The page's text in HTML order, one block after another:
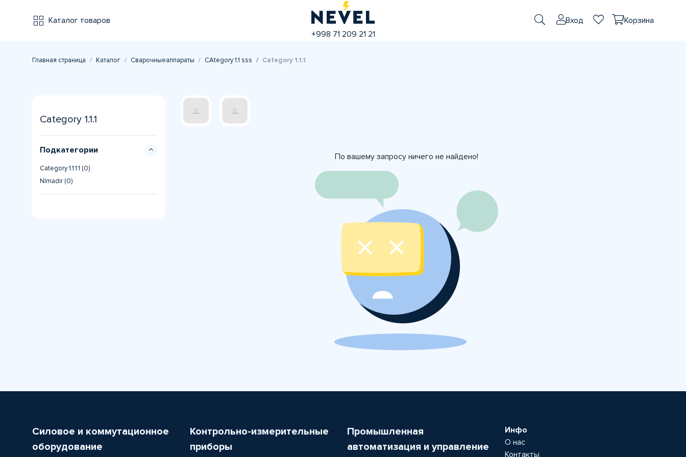
Каталог товаров
+998 71 209 21 21
Вход Корзина
Главная страница Каталог Сварочныеаппараты CAtegory 1.1 sss Category 1.1.1
Category 1.1.1
Подкатегории
Category 1.1.1.1 (0)
NImadir (0)
По вашему запросу ничего не найдено!
Силовое и коммутационное
оборудование
Контрольно-измерительные
приборы
Промышленная
автоматизация и управление
Инфо
О нас
Контакты